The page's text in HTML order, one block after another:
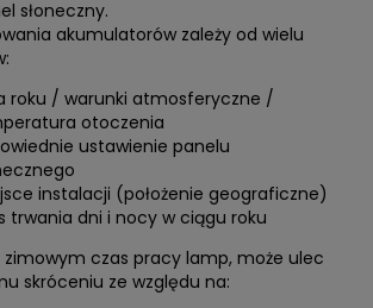
słoneczny.
akumulatorów zależy od wielu
roku / warunki atmosferyczne /
otoczenia
ustawienie panelu
instalacji (położenie geograficzne)
trwania dni i nocy w ciągu roku
zimowym czas pracy lamp, może ulec
skróceniu ze względu na: